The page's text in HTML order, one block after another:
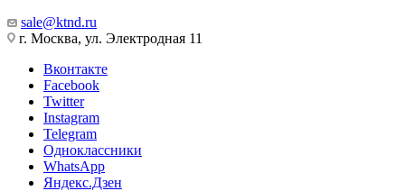
sale@ktnd.ru
г. Москва, ул. Электродная 11
Вконтакте
Facebook
Twitter
Instagram
Telegram
Одноклассники
WhatsApp
Яндекс.Дзен